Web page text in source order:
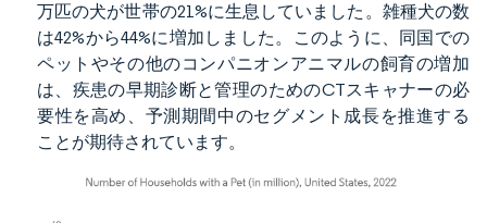
万匹の犬が世帯の21%に生息していました。雑種犬の数
は42%から44%に増加しました。このように、同国での
ペットやその他のコンパニオンアニマルの飼育の増加
は、疾患の早期診断と管理のためのCTスキャナーの必
要性を高め、予測期間中のセグメント成長を推進する
ことが期待されています。